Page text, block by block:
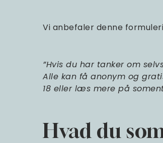
Vi anbefaler denne
”Hvis du har tanker om
Alle kan få anonym og
18 eller læs mere på
Hvad du